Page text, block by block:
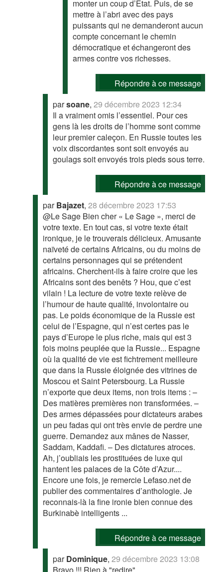
monter un coup d’Etat. Puis, de se
mettre à l’abri avec des pays
puissants qui ne demanderont aucun
compte concernant le chemin
démocratique et échangeront des
armes contre vos richesses.
Répondre à ce message
parsoane,29 décembre 2023 12:34
Il a vraiment omis l’essentiel. Pour ces
gens là les droits de l’homme sont comme
leur premier caleçon. En Russie toutes les
voix discordantes sont soit envoyés au
goulags soit envoyés trois pieds sous terre.
Répondre à ce message
parBajazet,28 décembre 2023 17:53
@Le Sage Bien cher « Le Sage », merci de
votre texte. En tout cas, si votre texte était
ironique, je le trouverais délicieux. Amusante
naïveté de certains Africains, ou du moins de
certains personnages qui se prétendent
africains. Cherchent-ils à faire croire que les
Africains sont des benêts ? Hou, que c’est
vilain ! La lecture de votre texte relève de
l’humour de haute qualité, involontaire ou
pas. Le poids économique de la Russie est
celui de l’Espagne, qui n’est certes pas le
pays d’Europe le plus riche, mais qui est 3
fois moins peuplée que la Russie... Espagne
où la qualité de vie est fichtrement meilleure
que dans la Russie éloignée des vitrines de
Moscou et Saint Petersbourg. La Russie
n’exporte que deux items, non trois items : –
Des matières premières non transformées. –
Des armes dépassées pour dictateurs arabes
un peu fadas qui ont très envie de perdre une
guerre. Demandez aux mânes de Nasser,
Saddam, Kaddafi. – Des dictatures atroces.
Ah, j’oubliais les prostituées de luxe qui
hantent les palaces de la Côte d’Azur....
Encore une fois, je remercie Lefaso.net de
publier des commentaires d’anthologie. Je
reconnais-là la fine ironie bien connue des
Burkinabè intelligents ...
Répondre à ce message
parDominique,29 décembre 2023 13:08
Bravo !!! Rien à "redire" ...